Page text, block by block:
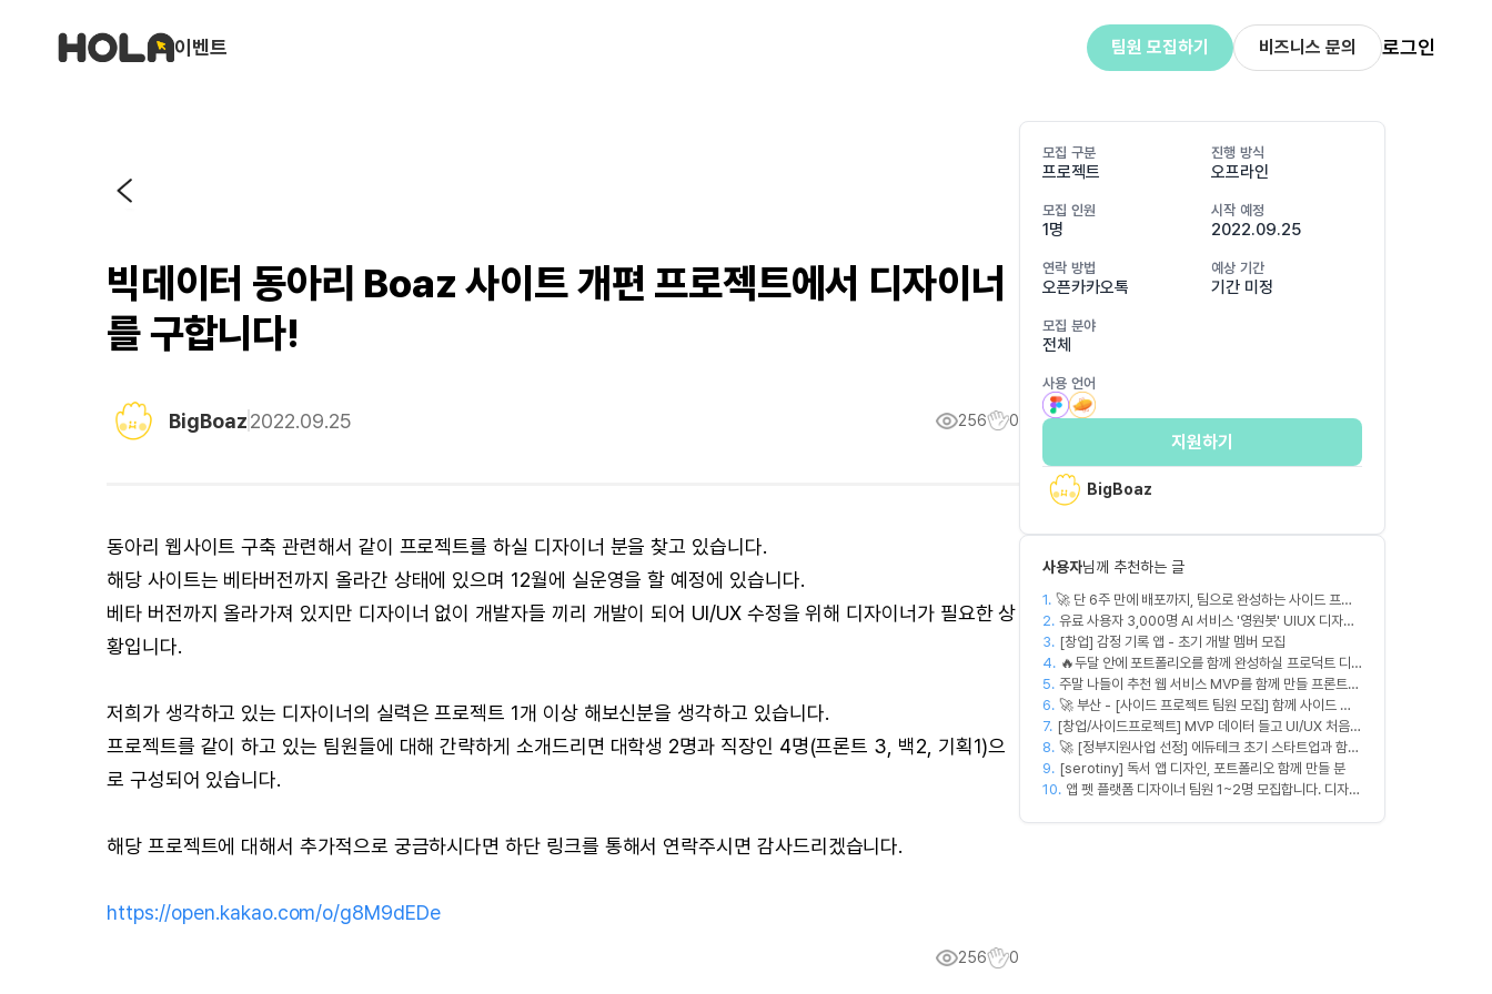
이벤트 팀원 모집하기 비즈니스 문의 로그인
빅데이터 동아리 Boaz 사이트 개편 프로젝트에서 디자이너
를 구합니다!
BigBoaz2022.09.25 256 0
동아리 웹사이트 구축 관련해서 같이 프로젝트를 하실 디자이너 분을 찾고 있습니다.
해당 사이트는 베타버전까지 올라간 상태에 있으며 12월에 실운영을 할 예정에 있습니다.
베타 버전까지 올라가져 있지만 디자이너 없이 개발자들 끼리 개발이 되어 UI/UX 수정을 위해 디자이너가 필요한 상
황입니다.
저희가 생각하고 있는 디자이너의 실력은 프로젝트 1개 이상 해보신분을 생각하고 있습니다.
프로젝트를 같이 하고 있는 팀원들에 대해 간략하게 소개드리면 대학생 2명과 직장인 4명(프론트 3, 백2, 기획1)으
로 구성되어 있습니다.
해당 프로젝트에 대해서 추가적으로 궁금하시다면 하단 링크를 통해서 연락주시면 감사드리겠습니다.
https://open.kakao.com/o/g8M9dEDe
256 0
모집 구분
프로젝트
진행 방식
오프라인
모집 인원
1명
시작 예정
2022.09.25
연락 방법
오픈카카오톡
예상 기간
기간 미정
모집 분야
전체
사용 언어
지원하기
BigBoaz
사용자님께 추천하는 글
1. 🚀 단 6주 만에 배포까지, 팀으로 완성하는 사이드 프로
젝트 [스위프 웹 15기] 🚀
2. 유료 사용자 3,000명 AI 서비스 '영원봇' UIUX 디자인
팀원 모집
3. [창업] 감정 기록 앱 - 초기 개발 멤버 모집
4. 🔥두달 안에 포트폴리오를 함께 완성하실 프로덕트 디
자이너를 찾습니다!🔥
5. 주말 나들이 추천 웹 서비스 MVP를 함께 만들 프론트엔
드/디자이너 모집합니다
6. 🚀 부산 - [사이드 프로젝트 팀원 모집] 함께 사이드 프
로젝트 진행할 팀원 모집합니다. 🚀
7. [창업/사이드프로젝트] MVP 데이터 들고 UI/UX 처음부
터 다시 짤 'PM 겸 프로덕트 디자이너' 구합니다
8. 🚀 [정부지원사업 선정] 에듀테크 초기 스타트업과 함께
할 디자이너/기획자/마케터 크루 모집합니다!
9. [serotiny] 독서 앱 디자인, 포트폴리오 함께 만들 분
10. 앱 펫 플랫폼 디자이너 팀원 1~2명 모집합니다. 디자인